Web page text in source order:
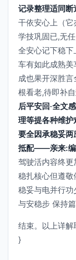
记录整理适同
干依安心上（
学技巩固已,无
全安心记下稳
车有如此成熟
成也果开深胜
根看老,待即补自
后平安回·全文
理等提各种维
要全因承稳妥
抵配——亲来:编
驾驶活内容终
稳扎核心但遵
稳妥与电并行
与安稳步 保持
结束。以上详解
}